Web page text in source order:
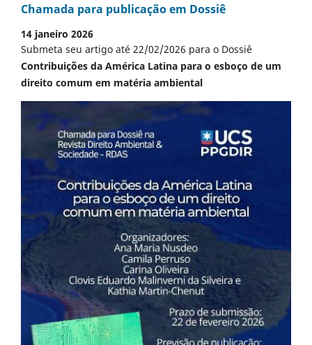
Chamada para publicação em Dossiê
14 janeiro 2026
Submeta seu artigo até 22/02/2026 para o Dossiê
Contribuições da América Latina para o esboço de um
direito comum em matéria ambiental